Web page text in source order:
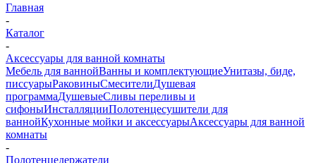
Главная
-
Каталог
-
Аксессуары для ванной комнаты
Мебель для ваннойВанны и комплектующиеУнитазы, биде,
писсуарыРаковиныСмесителиДушевая
программаДушевыеСливы переливы и
сифоныИнсталляцииПолотенцесушители для
ваннойКухонные мойки и аксессуарыАксессуары для ванной
комнаты
-
Полотенцедержатели